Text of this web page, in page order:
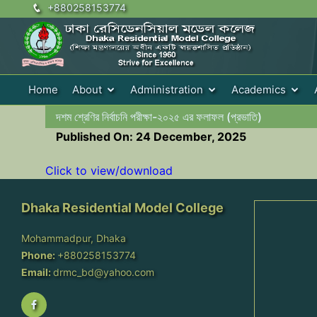
+880258153774
Home About Administration Academics
দশম শ্রেণির নির্বাচনি পরীক্ষা-২০২৫ এর ফলাফল (প্রভাতি)
Published On: 24 December, 2025
Click to view/download
Dhaka Residential Model College
Mohammadpur, Dhaka
Phone: +880258153774
Email: drmc_bd@yahoo.com